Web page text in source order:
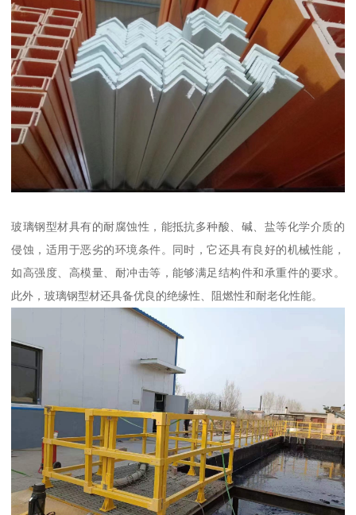
玻璃钢型材具有的耐腐蚀性，能抵抗多种酸、碱、盐等化学介质的
侵蚀，适用于恶劣的环境条件。同时，它还具有良好的机械性能，
如高强度、高模量、耐冲击等，能够满足结构件和承重件的要求。
此外，玻璃钢型材还具备优良的绝缘性、阻燃性和耐老化性能。